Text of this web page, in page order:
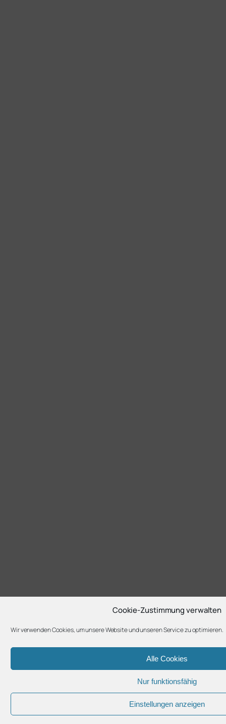
Cookie-Zustimmung verwalten
Wir verwenden Cookies, um unsere Website und unseren Service zu optimieren.
Alle Cookies
Nur funktionsfähig
Einstellungen anzeigen